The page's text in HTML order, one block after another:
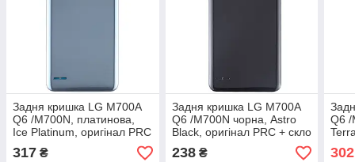
Задня кришка LG M700A
Q6 /M700N, платинова,
Ice Platinum, оригінал PRC
+ скло камери
317 ₴
Задня кришка LG M700A
Q6 /M700N чорна, Astro
Black, оригінал PRC + скло
камери
238₴
Q6 /
302